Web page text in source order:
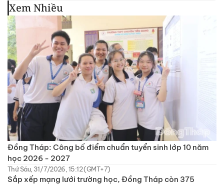
Xem Nhiều
Đồng Tháp: Công bố điểm chuẩn tuyển sinh lớp 10 năm
học 2026 - 2027
Thứ Sáu, 31/7/2026, 15:12 (GMT+7)
Sắp xếp mạng lưới trường học, Đồng Tháp còn 375